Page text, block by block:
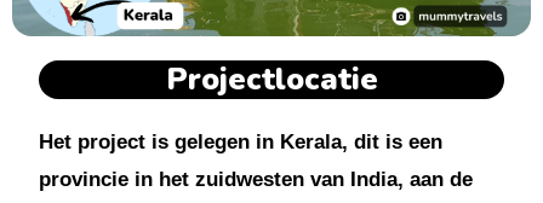
Projectlocatie
Het project is gelegen in Kerala, dit is een
provincie in het zuidwesten van India, aan de